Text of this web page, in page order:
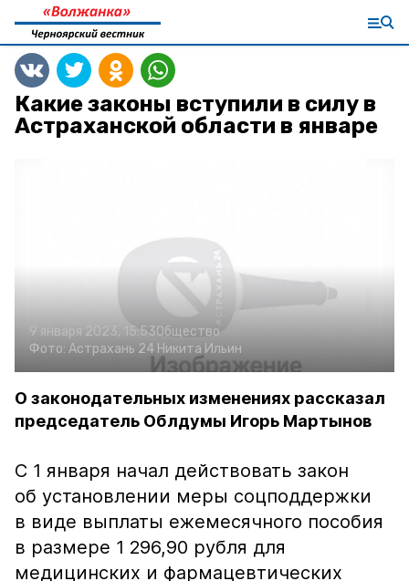
Какие законы вступили в силу в
Астраханской области в январе
9 января 2023, 15:53Общество
Фото: Астрахань 24 Никита Ильин
О законодательных изменениях рассказал
председатель Облдумы Игорь Мартынов
С 1 января начал действовать закон
об установлении меры соцподдержки
в виде выплаты ежемесячного пособия
в размере 1 296,90 рубля для
медицинских и фармацевтических